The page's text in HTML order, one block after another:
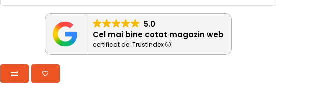
5.0
Cel mai bine cotat magazin web
certificat de: Trustindex